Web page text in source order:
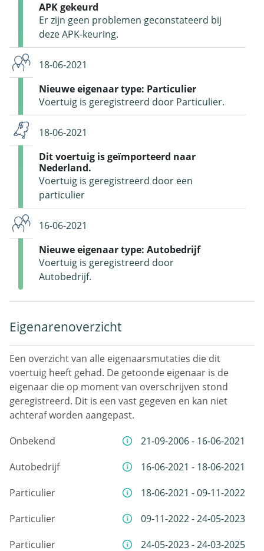
APK gekeurd
Er zijn geen problemen geconstateerd bij
deze APK-keuring.
18-06-2021
Nieuwe eigenaar type: Particulier
Voertuig is geregistreerd door Particulier.
18-06-2021
Dit voertuig is geïmporteerd naar
Nederland.
Voertuig is geregistreerd door een
particulier
16-06-2021
Nieuwe eigenaar type: Autobedrijf
Voertuig is geregistreerd door
Autobedrijf.
Eigenarenoverzicht
Een overzicht van alle eigenaarsmutaties die dit
voertuig heeft gehad. De getoonde eigenaar is de
eigenaar die op moment van overschrijven stond
geregistreerd. Dit is een vast gegeven en kan niet
achteraf worden aangepast.
Onbekend
21-09-2006 - 16-06-2021
Autobedrijf
16-06-2021 - 18-06-2021
Particulier
18-06-2021 - 09-11-2022
Particulier
09-11-2022 - 24-05-2023
Particulier
24-05-2023 - 24-03-2025